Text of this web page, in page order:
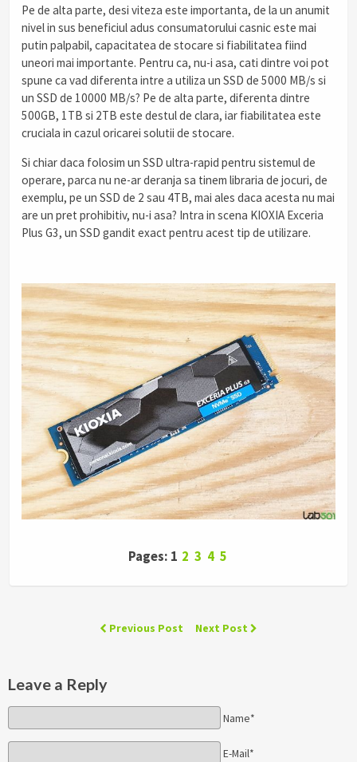
Pe de alta parte, desi viteza este importanta, de la un anumit
nivel in sus beneficiul adus consumatorului casnic este mai
putin palpabil, capacitatea de stocare si fiabilitatea fiind
uneori mai importante. Pentru ca, nu-i asa, cati dintre voi pot
spune ca vad diferenta intre a utiliza un SSD de 5000 MB/s si
un SSD de 10000 MB/s? Pe de alta parte, diferenta dintre
500GB, 1TB si 2TB este destul de clara, iar fiabilitatea este
cruciala in cazul oricarei solutii de stocare.
Si chiar daca folosim un SSD ultra-rapid pentru sistemul de
operare, parca nu ne-ar deranja sa tinem libraria de jocuri, de
exemplu, pe un SSD de 2 sau 4TB, mai ales daca acesta nu mai
are un pret prohibitiv, nu-i asa? Intra in scena KIOXIA Exceria
Plus G3, un SSD gandit exact pentru acest tip de utilizare.
Pages: 1 2 3 4 5
Previous Post Next Post
Leave a Reply
Name*
E-Mail*